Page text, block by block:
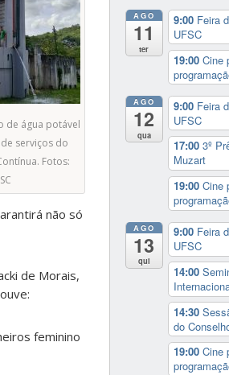
de água potável
serviços do
Fotos:
não só
de Morais,
feminino
AGO
11
ter
9:00 Feira
UFSC
19:00 Cine
AGO
12
qua
9:00 Feira
UFSC
17:00 3º
Muzart
19:00 Cine
AGO
13
qui
9:00 Feira
UFSC
14:00
14:30
do
19:00 Cine